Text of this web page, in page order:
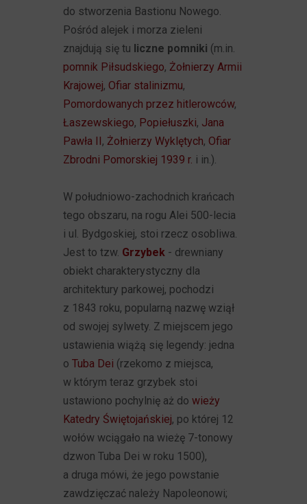
do stworzenia Bastionu Nowego.
Pośród alejek i morza zieleni
znajdują się tu liczne pomniki (m.in.
pomnik Piłsudskiego, Żołnierzy Armii
Krajowej, Ofiar stalinizmu,
Pomordowanych przez hitlerowców,
Łaszewskiego, Popiełuszki, Jana
Pawła II, Żołnierzy Wyklętych, Ofiar
Zbrodni Pomorskiej 1939 r. i in.).
W południowo-zachodnich krańcach
tego obszaru, na rogu Alei 500-lecia
i ul. Bydgoskiej, stoi rzecz osobliwa.
Jest to tzw. Grzybek - drewniany
obiekt charakterystyczny dla
architektury parkowej, pochodzi
z 1843 roku, popularną nazwę wziął
od swojej sylwety. Z miejscem jego
ustawienia wiążą się legendy: jedna
oTuba Dei (rzekomo z miejsca,
w którym teraz grzybek stoi
ustawiono pochylnię aż dowieży
Katedry Świętojańskiej, po której 12
wołów wciągało na wieżę 7-tonowy
dzwon Tuba Dei w roku 1500),
a druga mówi, że jego powstanie
zawdzięczać należy Napoleonowi;